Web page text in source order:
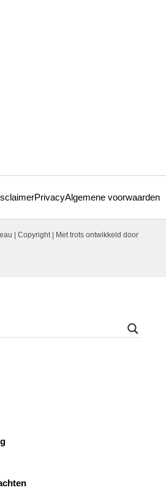
PrivacyAlgemene voorwaarden
| Copyright | Met trots ontwikkeld door